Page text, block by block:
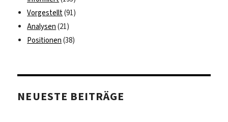
Vorgestellt(91)
Analysen (21)
Positionen (38)
NEUESTE BEITRÄGE